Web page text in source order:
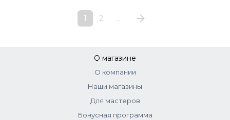
1 2 ...
О магазине
О компании
Наши магазины
Для мастеров
Бонусная программа